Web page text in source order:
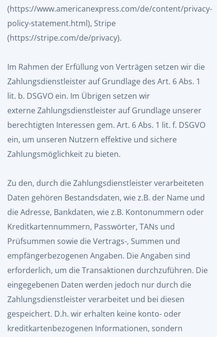
(https://www.americanexpress.com/de/content/privacy-
policy-statement.html), Stripe
(https://stripe.com/de/privacy).
Im Rahmen der Erfüllung von Verträgen setzen wir die
Zahlungsdienstleister auf Grundlage des Art. 6 Abs. 1
lit. b. DSGVO ein. Im Übrigen setzen wir
externe Zahlungsdienstleister auf Grundlage unserer
berechtigten Interessen gem. Art. 6 Abs. 1 lit. f. DSGVO
ein, um unseren Nutzern effektive und sichere
Zahlungsmöglichkeit zu bieten.
Zu den, durch die Zahlungsdienstleister verarbeiteten
Daten gehören Bestandsdaten, wie z.B. der Name und
die Adresse, Bankdaten, wie z.B. Kontonummern oder
Kreditkartennummern, Passwörter, TANs und
Prüfsummen sowie die Vertrags-, Summen und
empfängerbezogenen Angaben. Die Angaben sind
erforderlich, um die Transaktionen durchzuführen. Die
eingegebenen Daten werden jedoch nur durch die
Zahlungsdienstleister verarbeitet und bei diesen
gespeichert. D.h. wir erhalten keine konto- oder
kreditkartenbezogenen Informationen, sondern